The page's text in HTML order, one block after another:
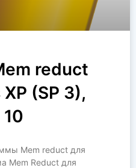
reduct
(SP 3),
10
Mem reduct для
Mem Reduct для